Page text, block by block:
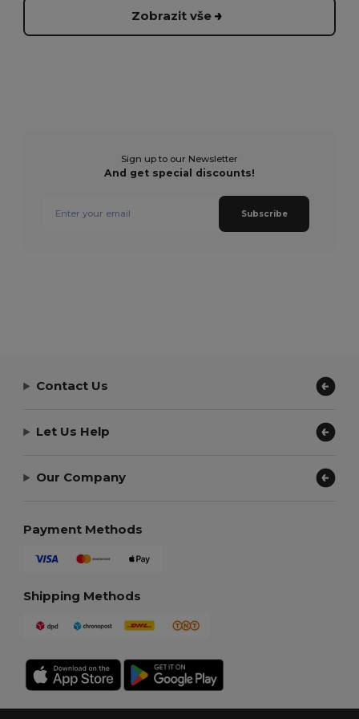
Zobrazit vše
Sign up to our Newsletter
And get special discounts!
Subscribe
Contact Us
Let Us Help
Our Company
Payment Methods
Shipping Methods